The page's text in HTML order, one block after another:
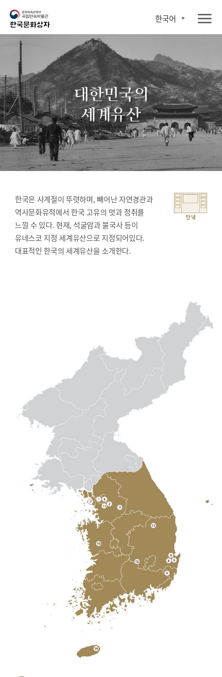
한국어
대한민국의
세계유산
한국은 사계절이 뚜렷하며, 빼어난 자연경관과
역사문화유적에서 한국 고유의 멋과 정취를
느낄 수 있다. 현재, 석굴암과 불국사 등이
유네스코 지정 세계유산으로 지정되어있다.
대표적인 한국의 세계유산을 소개한다.
안녕